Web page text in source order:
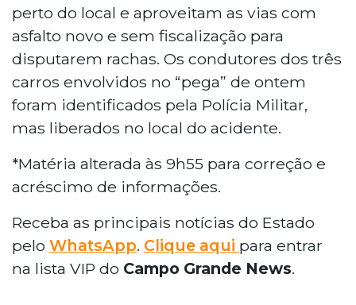
perto do local e aproveitam as vias com
asfalto novo e sem fiscalização para
disputarem rachas. Os condutores dos três
carros envolvidos no “pega” de ontem
foram identificados pela Polícia Militar,
mas liberados no local do acidente.
*Matéria alterada às 9h55 para correção e
acréscimo de informações.
Receba as principais notícias do Estado
pelo WhatsApp. Clique aqui para entrar
na lista VIP do Campo Grande News.